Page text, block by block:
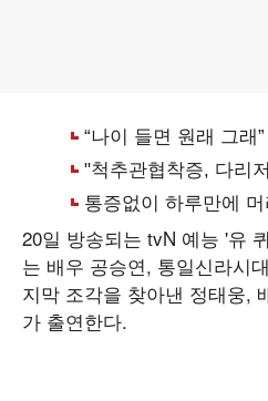
20일 방송되는 tvN 예능 '유
는 배우 공승연, 통일신라시
지막 조각을 찾아낸 정태웅,
가 출연한다.